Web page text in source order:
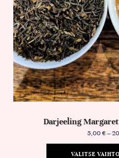
Darjeeling
5,00 € –
VALITSE